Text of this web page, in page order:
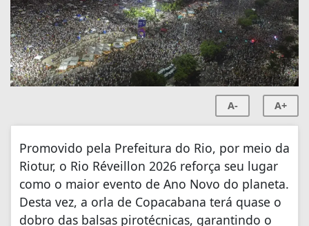
A- A+
Promovido pela Prefeitura do Rio, por meio da
Riotur, o Rio Réveillon 2026 reforça seu lugar
como o maior evento de Ano Novo do planeta.
Desta vez, a orla de Copacabana terá quase o
dobro das balsas pirotécnicas, garantindo o